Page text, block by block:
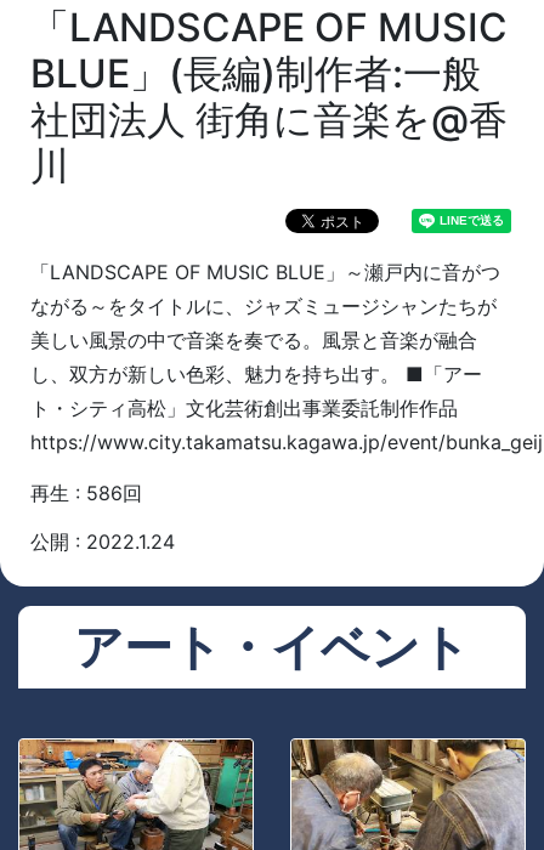
「LANDSCAPE OF MUSIC
BLUE」(長編)制作者:一般
社団法人 街角に音楽を@香
川
「LANDSCAPE OF MUSIC BLUE」～瀬戸内に音がつ
ながる～をタイトルに、ジャズミュージシャンたちが
美しい風景の中で音楽を奏でる。風景と音楽が融合
し、双方が新しい色彩、魅力を持ち出す。 ■「アー
ト・シティ高松」文化芸術創出事業委託制作作品
https://www.city.takamatsu.kagawa.jp/event/
再生 : 586回
公開 : 2022.1.24
アート・イベント